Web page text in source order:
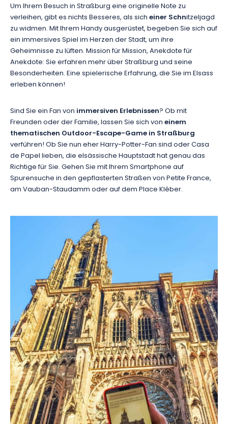
Um Ihrem Besuch in Straßburg eine originelle Note zu
verleihen, gibt es nichts Besseres, als sicheiner Schnitzeljagd
zu widmen. Mit Ihrem Handy ausgerüstet, begeben Sie sich auf
ein immersives Spiel im Herzen der Stadt, um ihre
Geheimnisse zu lüften. Mission für Mission, Anekdote für
Anekdote: Sie erfahren mehr über Straßburg und seine
Besonderheiten. Eine spielerische Erfahrung, die Sie im Elsass
erleben können!
Sind Sie ein Fan von immersiven Erlebnissen? Ob mit
Freunden oder der Familie, lassen Sie sich voneinem
thematischen Outdoor-Escape-Game in Straßburg
verführen! Ob Sie nun eher Harry-Potter-Fan sind oder Casa
de Papel lieben, die elsässische Hauptstadt hat genau das
Richtige für Sie. Gehen Sie mit Ihrem Smartphone auf
Spurensuche in den gepflasterten Straßen von Petite France,
am Vauban-Staudamm oder auf dem Place Kléber.